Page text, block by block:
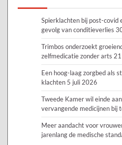
Spierklachten bij post-covid
gevolg van conditieverlies
Trimbos onderzoekt
zelfmedicatie zonder arts
Een hoog-laag zorgbed als
klachten 5 juli 2026
Tweede Kamer wil einde
vervangende medicijnen bij
Meer aandacht voor
jarenlang de medische